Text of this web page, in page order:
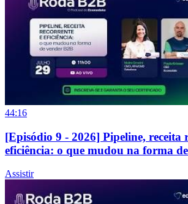
44:16
[Episódio 9 - 2026] Pipeline, receita
eficiência: o que mudou na forma
Assistir